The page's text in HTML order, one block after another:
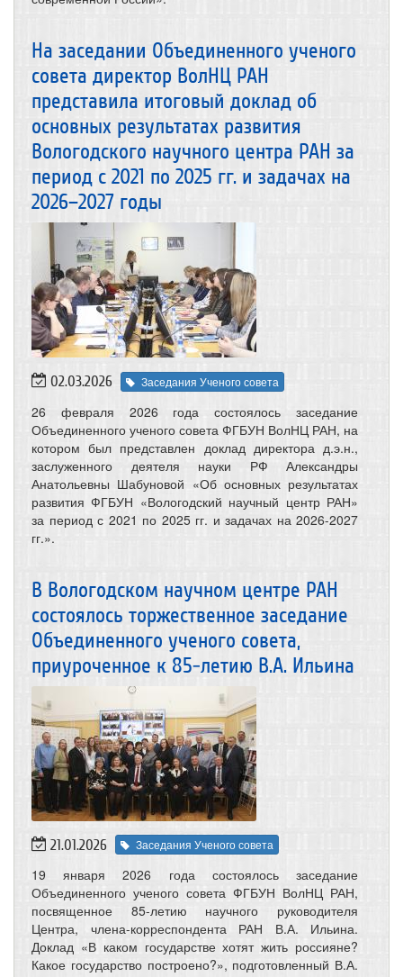
На заседании Объединенного ученого
совета директор ВолНЦ РАН
представила итоговый доклад об
основных результатах развития
Вологодского научного центра РАН за
период с 2021 по 2025 гг. и задачах на
2026–2027 годы
02.03.2026 Заседания Ученого совета
26 февраля 2026 года состоялось заседание
Объединенного ученого совета ФГБУН ВолНЦ РАН, на
котором был представлен доклад директора д.э.н.,
заслуженного деятеля науки РФ Александры
Анатольевны Шабуновой «Об основных результатах
развития ФГБУН «Вологодский научный центр РАН»
за период с 2021 по 2025 гг. и задачах на 2026-2027
гг.».
В Вологодском научном центре РАН
состоялось торжественное заседание
Объединенного ученого совета,
приуроченное к 85-летию В.А. Ильина
21.01.2026 Заседания Ученого совета
19 января 2026 года состоялось заседание
Объединенного ученого совета ФГБУН ВолНЦ РАН,
посвященное 85-летию научного руководителя
Центра, члена-корреспондента РАН В.А. Ильина.
Доклад «В каком государстве хотят жить россияне?
Какое государство построено?», подготовленный В.А.